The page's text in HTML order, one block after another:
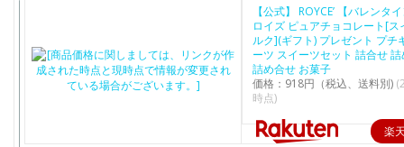
【公式】 ROYCE’ 【バレンタ
ロイズ ピュアチョコレート[ス
ルク](ギフト) プレゼント プチ
ーツ スイーツセット 詰合せ
詰め合せ お菓子
価格：918円（税込、送料別)
時点)
楽